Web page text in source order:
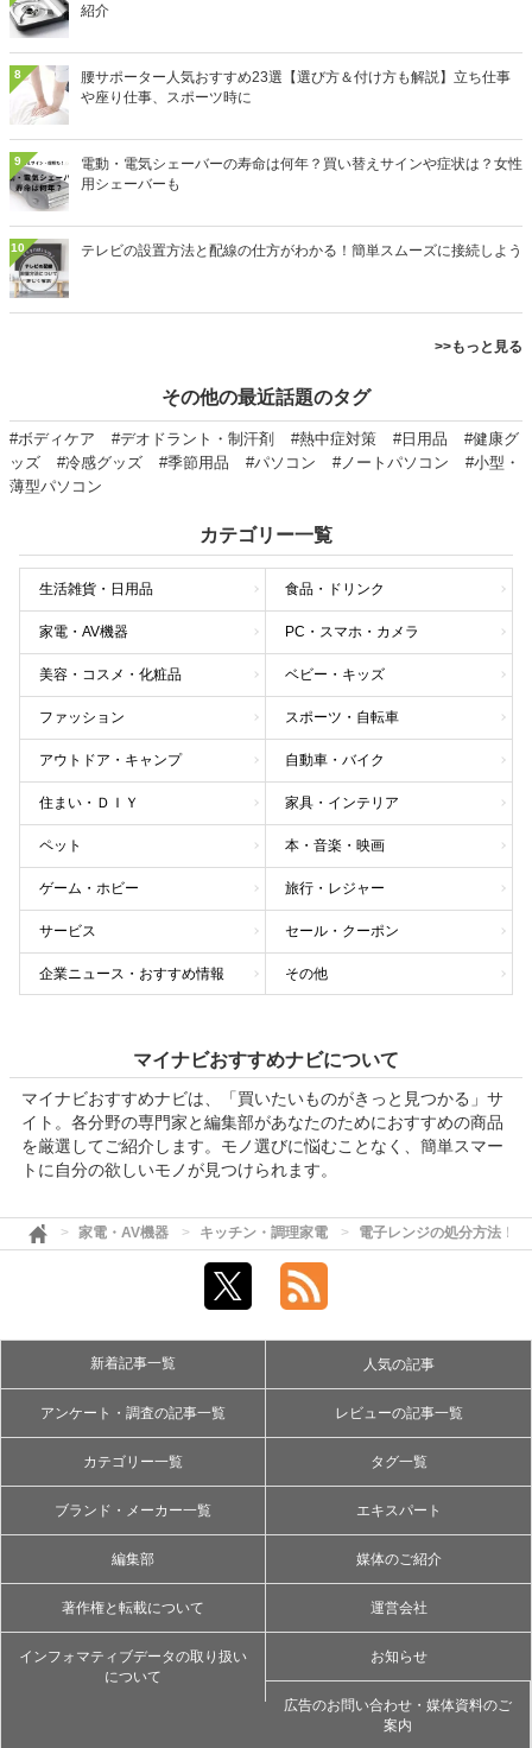
紹介
8
腰サポーター人気おすすめ23選【選び方＆付け方も解説】立ち仕事
や座り仕事、スポーツ時に
9
電動・電気シェーバーの寿命は何年？買い替えサインや症状は？女性
用シェーバーも
10 テレビの設置方法と配線の仕方がわかる！簡単スムーズに接続しよう
>>もっと見る
その他の最近話題のタグ
#ボディケア #デオドラント・制汗剤 #熱中症対策 #日用品
#健康グ
ッズ
#冷感グッズ #季節用品 #パソコン #ノートパソコン
#小型・
薄型パソコン
カテゴリー一覧
生活雑貨・日用品 食品・ドリンク
家電・AV機器 PC・スマホ・カメラ
美容・コスメ・化粧品 ベビー・キッズ
ファッション スポーツ・自転車
アウトドア・キャンプ 自動車・バイク
住まい・ＤＩＹ 家具・インテリア
ペット 本・音楽・映画
ゲーム・ホビー 旅行・レジャー
サービス セール・クーポン
企業ニュース・おすすめ情報 その他
マイナビおすすめナビについて
マイナビおすすめナビは、「買いたいものがきっと見つかる」サ
イト。各分野の専門家と編集部があなたのためにおすすめの商品
を厳選してご紹介します。モノ選びに悩むことなく、簡単スマー
トに自分の欲しいモノが見つけられます。
家電・AV機器 キッチン・調理家電 電子レンジの処分方法！
新着記事一覧 人気の記事
アンケート・調査の記事一覧 レビューの記事一覧
カテゴリー一覧 タグ一覧
ブランド・メーカー一覧 エキスパート
編集部 媒体のご紹介
著作権と転載について 運営会社
インフォマティブデータの取り扱い
について
お知らせ
広告のお問い合わせ・媒体資料のご
案内